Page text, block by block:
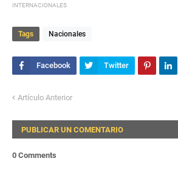
INTERNACIONALES
Tags Nacionales
Artículo Anterior
PUBLICAR UN COMENTARIO
0 Comments